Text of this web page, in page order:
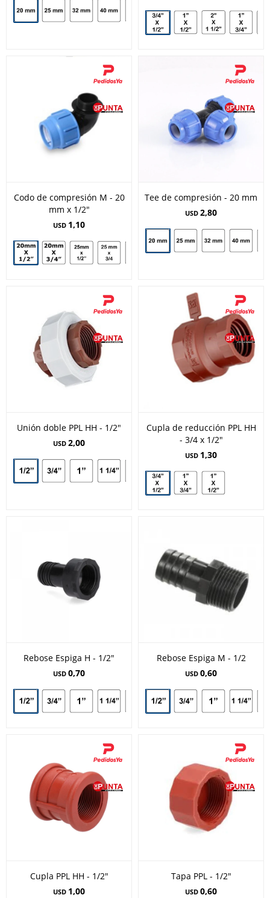
Codo de compresión M - 20
mm x 1/2"
USD 1,10
Tee de compresión - 20 mm
USD 2,80
Unión doble PPL HH - 1/2"
USD 2,00
Cupla de reducción PPL HH
- 3/4 x 1/2"
USD 1,30
Rebose Espiga H - 1/2"
USD 0,70
Rebose Espiga M - 1/2
USD 0,60
Cupla PPL HH - 1/2"
USD 1,00
Tapa PPL - 1/2"
USD 0,60